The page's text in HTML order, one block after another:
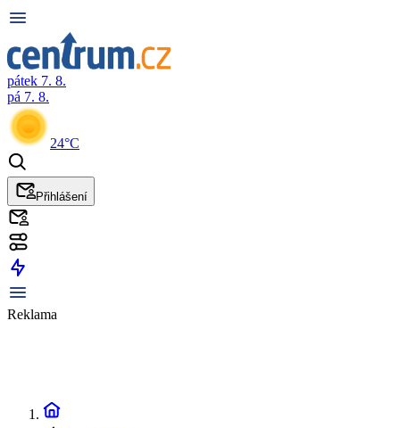
pátek 7. 8.
pá 7. 8.
24°C
Přihlášení
Reklama